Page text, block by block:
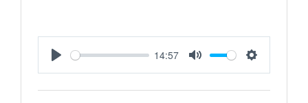
Play
14:57
Mute Settings